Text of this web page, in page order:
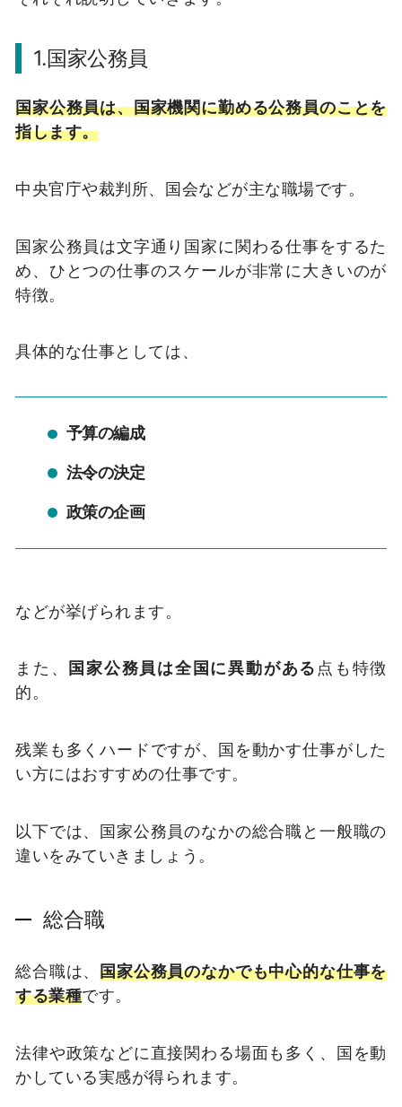
1.国家公務員
国家公務員は、国家機関に勤める公務員のことを
指します。
中央官庁や裁判所、国会などが主な職場です。
国家公務員は文字通り国家に関わる仕事をするた
め、ひとつの仕事のスケールが非常に大きいのが
特徴。
具体的な仕事としては、
予算の編成
法令の決定
政策の企画
などが挙げられます。
また、 国家公務員は全国に異動がある 点も特徴
的。
残業も多くハードですが、国を動かす仕事がした
い方にはおすすめの仕事です。
以下では、国家公務員のなかの総合職と一般職の
違いをみていきましょう。
総合職
総合職は、国家公務員のなかでも中心的な仕事を
する業種です。
法律や政策などに直接関わる場面も多く、国を動
かしている実感が得られます。